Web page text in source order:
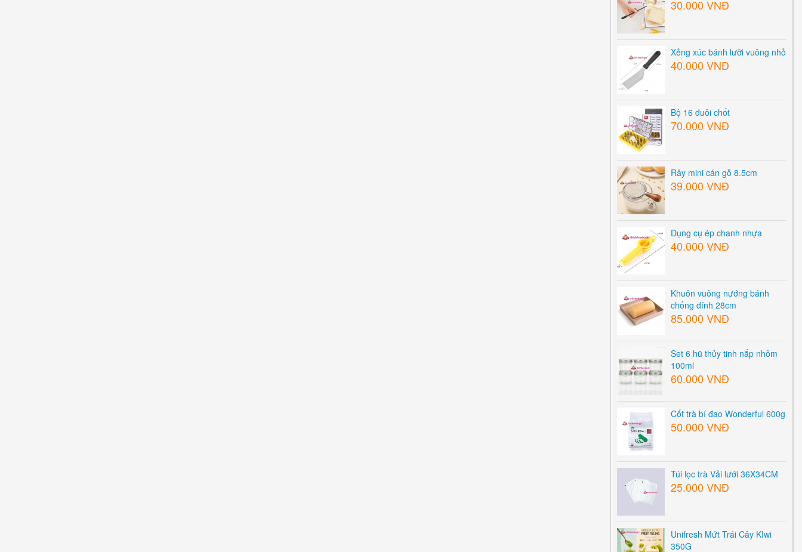
30.000 VNĐ
Xẻng xúc bánh lưỡi vuông nhỏ
40.000 VNĐ
Bộ 16 đuôi chốt
70.000 VNĐ
Rây mini cán gỗ 8.5cm
39.000 VNĐ
Dụng cụ ép chanh nhựa
40.000 VNĐ
Khuôn vuông nướng bánh
chống dính 28cm
85.000 VNĐ
Set 6 hũ thủy tinh nắp nhôm
100ml
60.000 VNĐ
Cốt trà bí đao Wonderful 600g
50.000 VNĐ
Túi lọc trà Vải lưới 36X34CM
25.000 VNĐ
Unifresh Mứt Trái Cây KIwi
350G